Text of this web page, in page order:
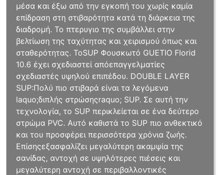
μέσα και έξω από την εγκοπή του χωρίς καμία
επίδραση στη στιβαρότητα κατά τη διάρκεια της
διαδρομή. Το πτερυγιο της συμβάλλει στην
βελτίωση της ταχύτητας και χειρισμού όπως και
σταθερότητας. ΤοSUP Φουσκωτό GUETIO Florid
10.6 έχει σχεδιαστεί απόεπαγγελματίες
σχεδιαστές υψηλού επιπέδου. ​DOUBLE LAYER
SUP:Πολύ πιο στιβαρά είναι τα λεγόμενα
laquo;διπλής στρώσηςraquo; SUP. Σε αυτή την
τεχνολογία, το SUP περικλείεται σε ένα δεύτερο
στρώμα PVC. Αυτό καθιστά το SUP πιο ανθεκτικό
και του προσφέρει περισσότερα χρόνια ζωής.
Επίσηςεξασφαλίζει μεγαλύτερη ακαμψία της
σανίδας, αντοχή σε υψηλότερες πιέσεις και
μεγαλύτερη αντοχή σε περιβαλλοντικές